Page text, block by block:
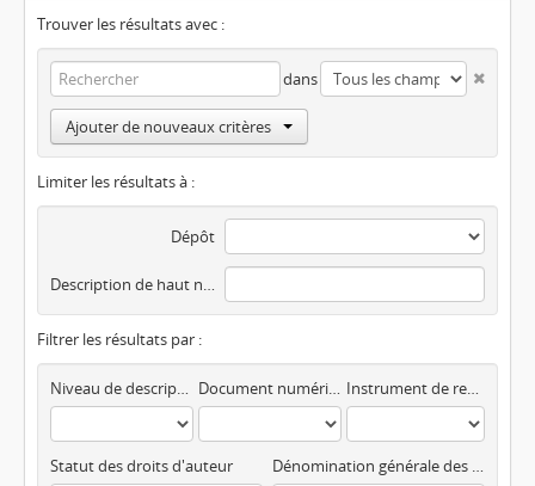
Trouver les résultats avec :
dans
Ajouter de nouveaux critères
Limiter les résultats à :
Dépôt
Description de haut niveau
Filtrer les résultats par :
Niveau de description Document numérisé disponible Instrument de recherche
Statut des droits d'auteur Dénomination générale des documents